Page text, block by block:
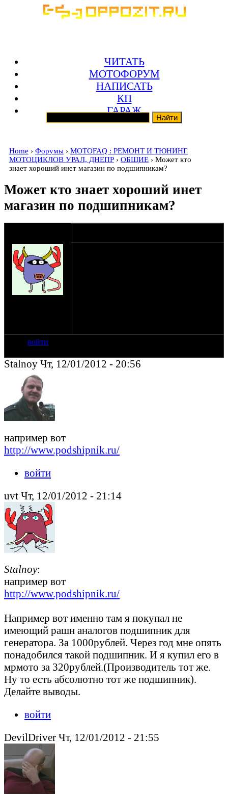
ЧИТАТЬ
МОТОФОРУМ
НАПИСАТЬ
КП
ГАРАЖ
Home › Форумы › MOTOFAQ : РЕМОНТ И ТЮНИНГ
МОТОЦИКЛОВ УРАЛ, ДНЕПР › ОБЩИЕ › Может кто
знает хороший инет магазин по подшипникам?
Может кто знает хороший инет
магазин по подшипникам?
войти
Stalnoy Чт, 12/01/2012 - 20:56
например вот
http://www.podshipnik.ru/
войти
uvt Чт, 12/01/2012 - 21:14
Stalnoy:
например вот
http://www.podshipnik.ru/
Например вот именно там я покупал не
имеющий рашн аналогов подшипник для
генератора. За 1000рублей. Через год мне опять
понадобился такой подшипник. И я купил его в
мрмото за 320рублей.(Производитель тот же.
Ну то есть абсолютно тот же подшипник).
Делайте выводы.
войти
DevilDriver Чт, 12/01/2012 - 21:55